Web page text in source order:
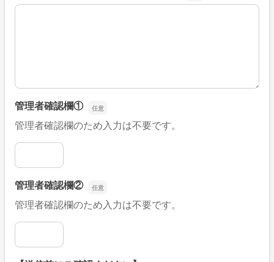
■そのほか、病院なびの改善すべき点や要望などがござい
管理者確認欄①
管理者確認欄のため入力は不要です。
管理者確認欄①
管理者確認欄②
管理者確認欄のため入力は不要です。
管理者確認欄②